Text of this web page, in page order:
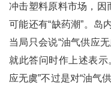
冲击塑料原料市场，因
可能还有“缺药潮”。岛
当局只会说“油气供应
就此答问时作上述表
应无虞”不过是对“油气